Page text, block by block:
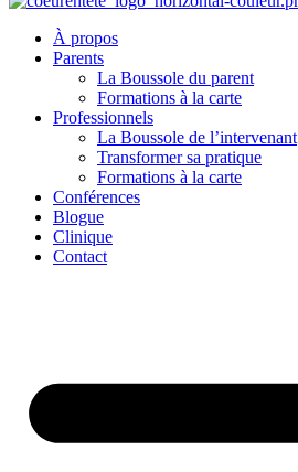
À propos
Parents
La Boussole du parent
Formations à la carte
Professionnels
La Boussole de l’intervenant
Transformer sa pratique
Formations à la carte
Conférences
Blogue
Clinique
Contact